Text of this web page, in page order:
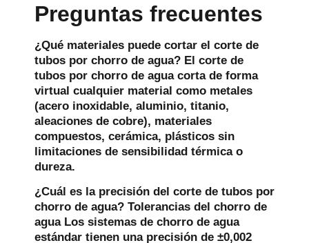
Preguntas frecuentes
¿Qué materiales puede cortar el corte de
tubos por chorro de agua? El corte de
tubos por chorro de agua corta de forma
virtual cualquier material como metales
(acero inoxidable, aluminio, titanio,
aleaciones de cobre), materiales
compuestos, cerámica, plásticos sin
limitaciones de sensibilidad térmica o
dureza.
¿Cuál es la precisión del corte de tubos por
chorro de agua? Tolerancias del chorro de
agua Los sistemas de chorro de agua
estándar tienen una precisión de ±0,002